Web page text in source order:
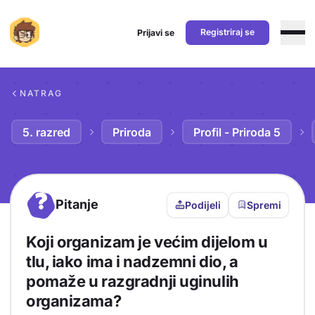
Prijavi se Registriraj se
NATRAG
5. razred Priroda Profil - Priroda 5
? Pitanje Podijeli Spremi
Koji organizam je većim dijelom u
tlu, iako ima i nadzemni dio, a
pomaže u razgradnji uginulih
organizama?